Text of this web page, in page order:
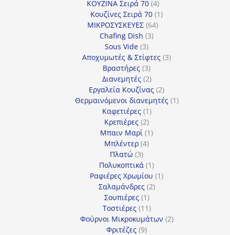
ΚΟΥΖΙΝΑ Σειρά 70 44
προϊόντα
Κουζίνες Σειρά 70 11
ΜΙΚΡΟΣΥΣΚΕΥΕΣ 6464
Chafing Dish 33
Sous Vide 33
προϊόντα
Αποχυμωτές & Στίφτες 33
Βραστήρες 33
προϊόντα
Διανεμητές 22
προϊόντα
Εργαλεία Κουζίνας 22
προϊόντα
Θερμαινόμενοι διανεμητές 11
Καφετιέρες 11
προϊόν
Κρεπιέρες 22
προϊόντα
Μπαιν Μαρί 11
Μπλέντερ 44
Πλατώ 33
προϊόντα
Πολυκοπτικά 11
προϊόν
Ραφιέρες Χρωμίου 11
Σαλαμάνδρες 22
Σουπιέρες 11
προϊόν
Τοστιέρες 1111
προϊόντα
Φούρνοι Μικροκυμάτων 22
Φριτέζες 99